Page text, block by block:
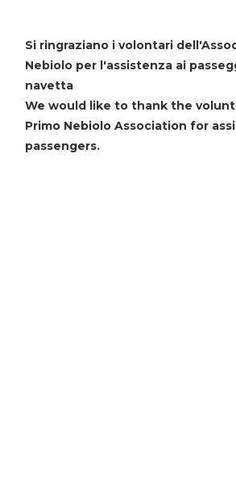
Si ringraziano i volontari
Nebiolo per l'assistenza ai
navetta
We would like to thank the
Primo Nebiolo Association for
passengers.